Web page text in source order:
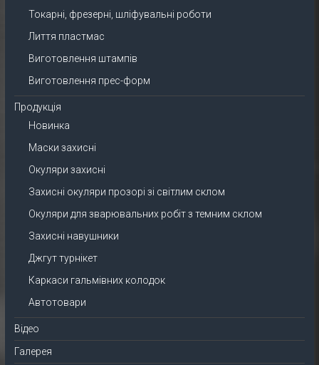
Токарні, фрезерні, шліфувальні роботи
Лиття пластмас
Виготовлення штампів
Виготовлення прес-форм
Продукція
Новинка
Маски захисні
Окуляри захисні
Захисні окуляри прозорі зі світлим склом
Окуляри для зварювальних робіт з темним склом
Захисні навушники
Джгут турнікет
Каркаси гальмівних колодок
Автотовари
Відео
Галерея